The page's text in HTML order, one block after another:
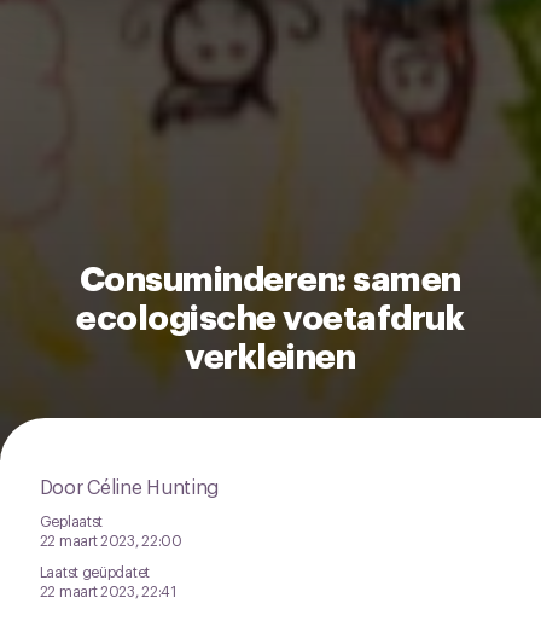
Consuminderen: samen
ecologische voetafdruk
verkleinen
Door Céline Hunting
Geplaatst
22 maart 2023, 22:00
Laatst geüpdatet
22 maart 2023, 22:41